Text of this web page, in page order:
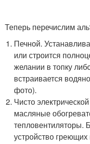
Теперь перечислим
Печной.
или строится
желании в топку
встраивается
фото).
Чисто
масляные
тепловентиляторы.
устройство